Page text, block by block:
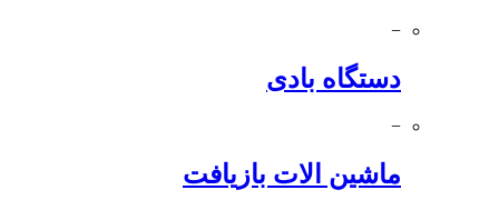
−
دستگاه بادی
−
ماشین الات بازیافت